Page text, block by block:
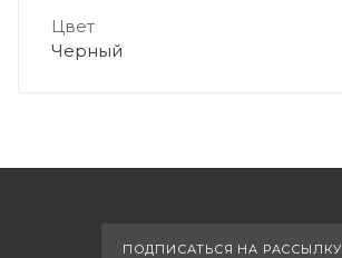
Цвет
Черный
ПОДПИСАТЬСЯ НА РАССЫЛКУ